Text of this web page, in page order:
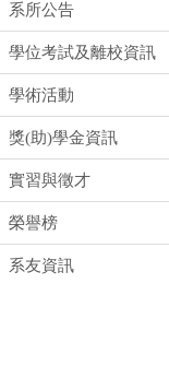
系所公告
學位考試及離校資訊
學術活動
獎(助)學金資訊
實習與徵才
榮譽榜
系友資訊